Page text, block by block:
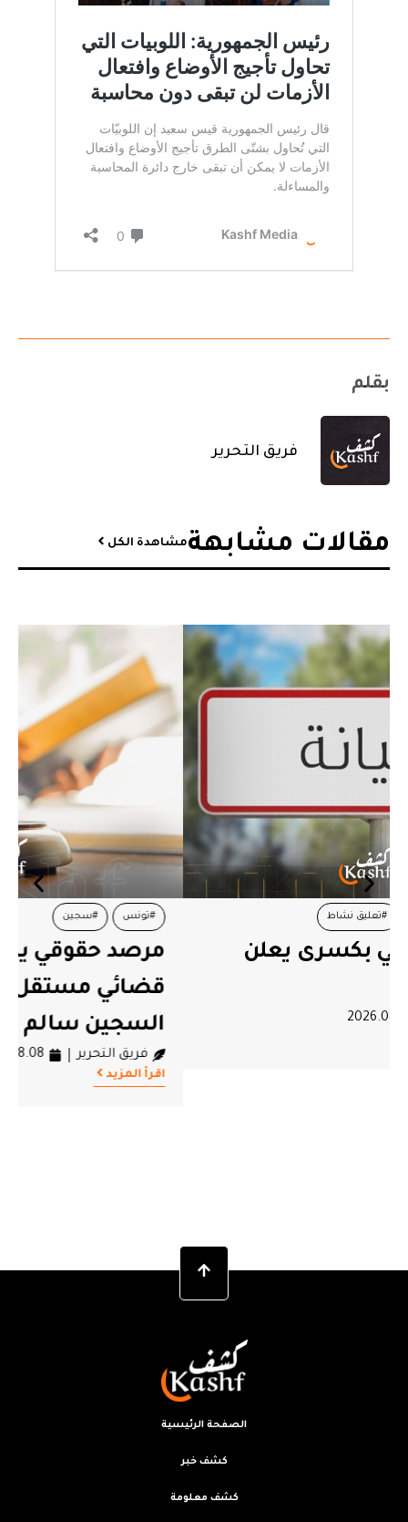
بقلم
فريق التحرير
مقالات مشابهة​مشاهدة الكل
#تونس
مرصد حقوقي يطالب بفتح تحقيق
قضائي مستقل وشفاف في وفاة
السجين سالم كرموص
الصفحة الرئيسية
كشف خبر
كشف معلومة